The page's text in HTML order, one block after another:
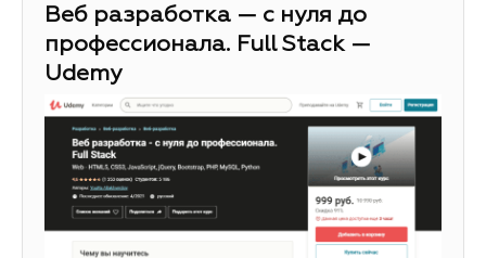
Веб разработка — с нуля до
профессионала. Full Stack —
Udemy